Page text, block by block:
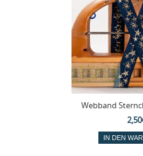
Webband